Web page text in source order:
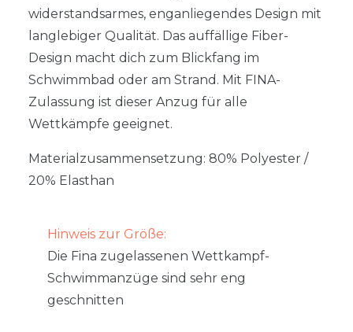
widerstandsarmes, enganliegendes Design mit
langlebiger Qualität. Das auffällige Fiber-
Design macht dich zum Blickfang im
Schwimmbad oder am Strand. Mit FINA-
Zulassung ist dieser Anzug für alle
Wettkämpfe geeignet.
Materialzusammensetzung: 80% Polyester /
20% Elasthan
Hinweis zur Größe:
Die Fina zugelassenen Wettkampf-
Schwimmanzüge sind sehr eng
geschnitten